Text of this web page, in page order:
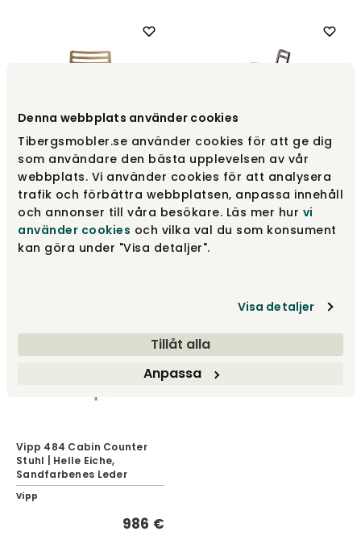
Denna webbplats använder cookies
Tibergsmobler.se använder cookies för att ge dig
som användare den bästa upplevelsen av vår
webbplats. Vi använder cookies för att analysera
trafik och förbättra webbplatsen, anpassa innehåll
och annonser till våra besökare. Läs mer hur vi
använder cookies och vilka val du som konsument
kan göra under "Visa detaljer".
Visa detaljer
Tillåt alla
Anpassa
Vipp 481 Cabin Chair |
Helle Eiche |
Sandfarbenes Leder
Vipp
762 €
Vipp 484 Cabin Counter
Stuhl | Dunkle Eiche,
Schwarzes Leder
Vipp
Vipp 484 Cabin Counter
Stuhl | Helle Eiche,
Sandfarbenes Leder
Vipp
986 €